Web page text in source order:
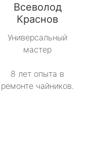
Всеволод
Краснов
Универсальный
мастер
8 лет опыта в
ремонте чайников.